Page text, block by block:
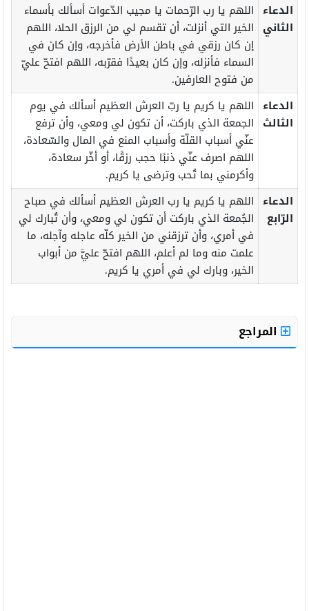
الدعاء
الثاني
اللهم يا رب الرّحمات يا مجيب الدّعوات أسألك بأسماء
الخير التي أنزلت، أن تقسم لي من الرزق الحلا، اللهم
إن كان رزقي في باطن الأرض فأخرجه، وإن كان في
السماء فأنزله، وإن كان بعيدًا فقرّبه، اللهم افتحّ عليّ
من فتوح العارفين.
الدعاء
الثالث
اللهم يا كريم يا ربّ العرش العظيم أسألك في يوم
الجمعة الذي باركت، أن تكون لي ومعي، وأن ترفع
عنّي أسباب القلّة وأسباب المنع في المال والسّعادة،
اللهم اصرف عنّي ذنبًا حجب رزقًا، أو أخّر سعادة،
وأكرمني بما تُحب وترضى يا كريم.
الدعاء
الرّابع
اللهم يا كريم يا رب العرش العظيم أسألك في صباح
الجُمعة الذي باركت أن تكون لي ومعي، وأن تُبارك لي
في أمري، وأن ترزقني من الخير كلّه عاجله وآجله، ما
علمت منه وما لم أعلم، اللهم افتحّ عليَّ من أبواب
الخير، وبارك لي في أمري يا كريم.
المراجع